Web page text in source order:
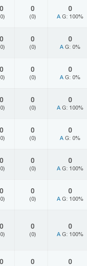
0 0
(0)
0
A G: 100%
0 0
(0)
0
A G: 0%
0 0
(0)
0
A G: 0%
0 0
(0)
0
A G: 100%
0 0
(0)
0
A G: 0%
0 0
(0)
0
A G: 100%
0 0
(0)
0
A G: 100%
0 0
(0)
0
A G: 100%
0 0 0